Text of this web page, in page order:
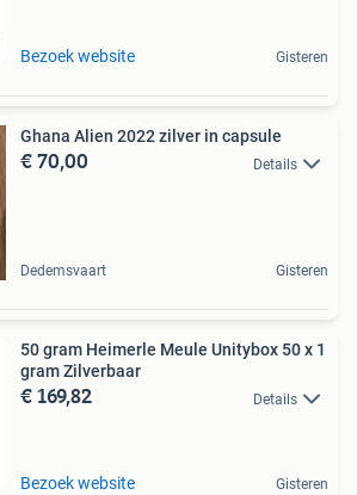
Bezoek website Gisteren
Ghana Alien 2022 zilver in capsule
€ 70,00 Details
Dedemsvaart Gisteren
50 gram Heimerle Meule Unitybox 50 x 1
gram Zilverbaar
€ 169,82 Details
Bezoek website Gisteren